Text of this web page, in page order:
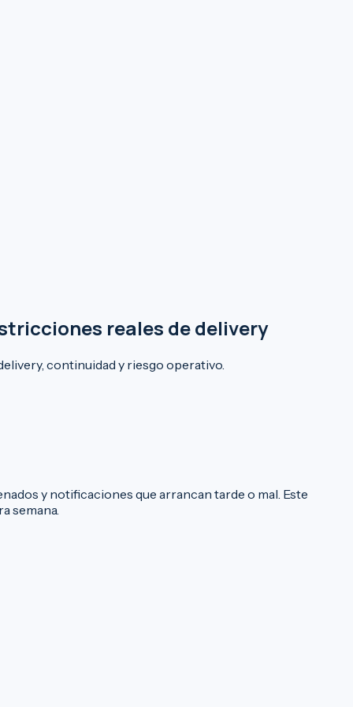
reales de delivery
continuidad y riesgo operativo.
y notificaciones que arrancan tarde o mal. Este
semana.